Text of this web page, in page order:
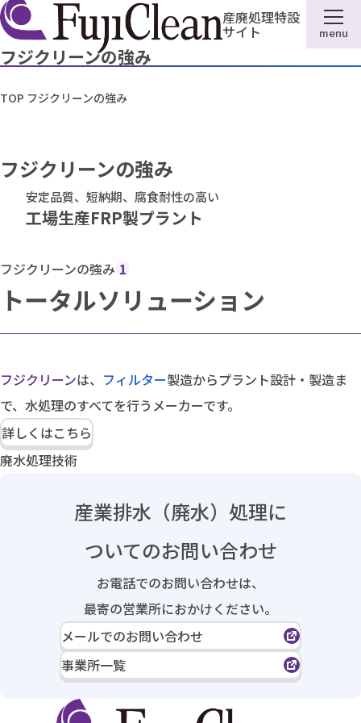
産廃処理特設
サイト menu
フジクリーンの強み
TOP フジクリーンの強み
フジクリーンの強み
安定品質、短納期、腐食耐性の高い
工場生産FRP製プラント
フジクリーンの強み 1
トータルソリューション
フジクリーンは、 フィルター製造からプラント設計・製造ま
で、水処理のすべてを行うメーカーです。
詳しくはこちら
廃水処理技術
産業排水（廃水）処理に
ついてのお問い合わせ
お電話でのお問い合わせは、
最寄の営業所におかけください。
メールでのお問い合わせ
事業所一覧